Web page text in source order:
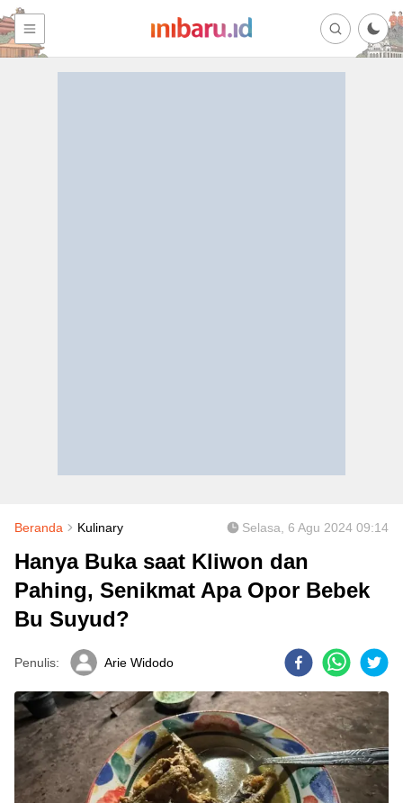
Beranda Kulinary Selasa, 6 Agu 2024 09:14
Hanya Buka saat Kliwon dan
Pahing, Senikmat Apa Opor Bebek
Bu Suyud?
Penulis: Arie Widodo